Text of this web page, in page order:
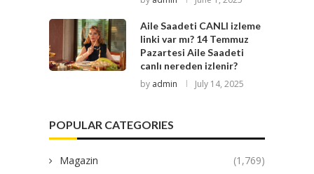
Aile Saadeti CANLI izleme
linki var mı? 14 Temmuz
Pazartesi Aile Saadeti
canlı nereden izlenir?
by admin July 14, 2025
POPULAR CATEGORIES
Magazin
(1,769)